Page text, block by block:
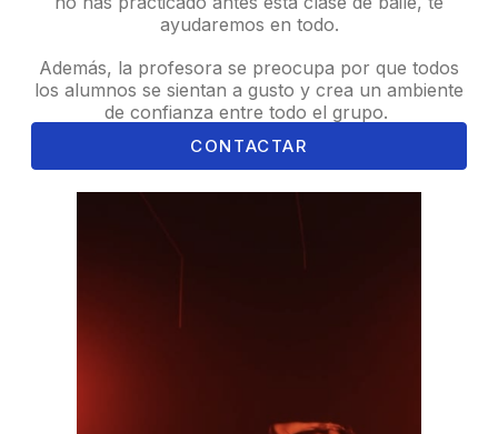
ayudaremos en todo.
Además, la profesora se preocupa por que todos
los alumnos se sientan a gusto y crea un ambiente
de confianza entre todo el grupo.
CONTACTAR